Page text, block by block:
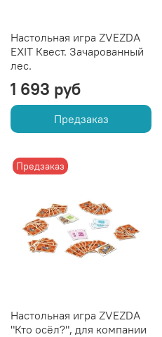
Настольная игра ZVEZDA
EXIT Квест. Зачарованный
лес.
1 693 руб
Предзаказ
Предзаказ
Настольная игра ZVEZDA
"Кто осёл?", для компании